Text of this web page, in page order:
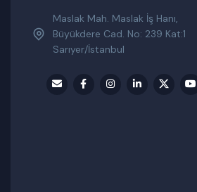
Maslak Mah. Maslak İş Hanı,
Büyükdere Cad. No: 239 Kat:1
Sarıyer/İstanbul